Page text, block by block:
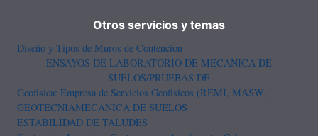
Otros servicios y temas
Diseño y Tipos de Muros de Contencion
ENSAYOS DE LABORATORIO DE MECANICA DE
SUELOS/PRUEBAS DE
Geofisica: Empresa de Servicios Geofisicos (REMI, MASW,
GEOTECNIAMECANICA DE SUELOS
ESTABILIDAD DE TALUDES